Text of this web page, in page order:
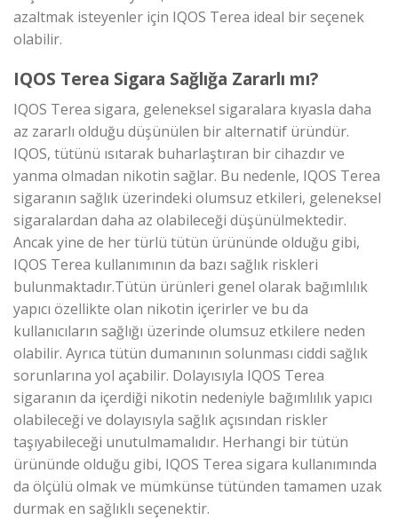
azaltmak isteyenler için IQOS Terea ideal bir seçenek
olabilir.
IQOS Terea Sigara Sağlığa Zararlı mı?
IQOS Terea sigara, geleneksel sigaralara kıyasla daha
az zararlı olduğu düşünülen bir alternatif üründür.
IQOS, tütünü ısıtarak buharlaştıran bir cihazdır ve
yanma olmadan nikotin sağlar. Bu nedenle, IQOS Terea
sigaranın sağlık üzerindeki olumsuz etkileri, geleneksel
sigaralardan daha az olabileceği düşünülmektedir.
Ancak yine de her türlü tütün ürününde olduğu gibi,
IQOS Terea kullanımının da bazı sağlık riskleri
bulunmaktadır.Tütün ürünleri genel olarak bağımlılık
yapıcı özellikte olan nikotin içerirler ve bu da
kullanıcıların sağlığı üzerinde olumsuz etkilere neden
olabilir. Ayrıca tütün dumanının solunması ciddi sağlık
sorunlarına yol açabilir. Dolayısıyla IQOS Terea
sigaranın da içerdiği nikotin nedeniyle bağımlılık yapıcı
olabileceği ve dolayısıyla sağlık açısından riskler
taşıyabileceği unutulmamalıdır. Herhangi bir tütün
ürününde olduğu gibi, IQOS Terea sigara kullanımında
da ölçülü olmak ve mümkünse tütünden tamamen uzak
durmak en sağlıklı seçenektir.